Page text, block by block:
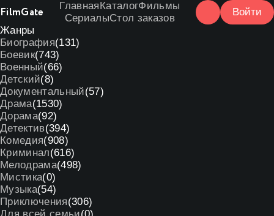
FilmGate ГлавнаяКаталогФильмы
СериалыСтол заказов
Войти
Жанры
Биография(131)
Боевик(743)
Военный(66)
Детский(8)
Документальный(57)
Драма(1530)
Дорама(92)
Детектив(394)
Комедия(908)
Криминал(616)
Мелодрама(498)
Мистика(0)
Музыка(54)
Приключения(306)